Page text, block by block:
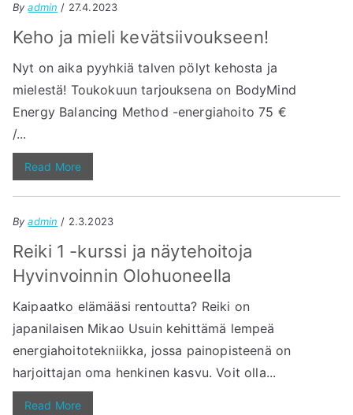
Byadmin / 27.4.2023
Keho ja mieli kevätsiivoukseen!
Nyt on aika pyyhkiä talven pölyt kehosta ja
mielestä! Toukokuun tarjouksena on BodyMind
Energy Balancing Method -energiahoito 75 €
/...
Read More
Byadmin / 2.3.2023
Reiki 1 -kurssi ja näytehoitoja
Hyvinvoinnin Olohuoneella
Kaipaatko elämääsi rentoutta? Reiki on
japanilaisen Mikao Usuin kehittämä lempeä
energiahoitotekniikka, jossa painopisteenä on
harjoittajan oma henkinen kasvu. Voit olla...
Read More